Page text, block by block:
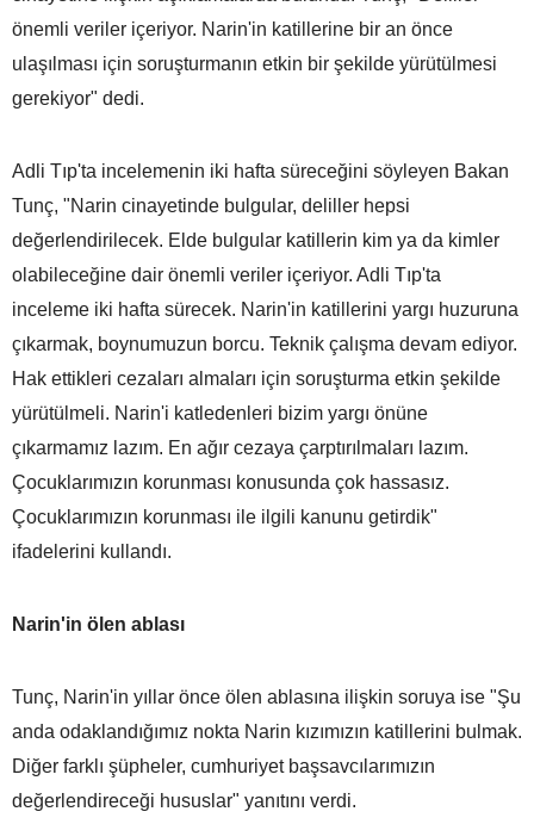
önemli veriler içeriyor. Narin'in katillerine bir an önce
ulaşılması için soruşturmanın etkin bir şekilde yürütülmesi
gerekiyor" dedi.
Adli Tıp'ta incelemenin iki hafta süreceğini söyleyen Bakan
Tunç, "Narin cinayetinde bulgular, deliller hepsi
değerlendirilecek. Elde bulgular katillerin kim ya da kimler
olabileceğine dair önemli veriler içeriyor. Adli Tıp'ta
inceleme iki hafta sürecek. Narin'in katillerini yargı huzuruna
çıkarmak, boynumuzun borcu. Teknik çalışma devam ediyor.
Hak ettikleri cezaları almaları için soruşturma etkin şekilde
yürütülmeli. Narin'i katledenleri bizim yargı önüne
çıkarmamız lazım. En ağır cezaya çarptırılmaları lazım.
Çocuklarımızın korunması konusunda çok hassasız.
Çocuklarımızın korunması ile ilgili kanunu getirdik"
ifadelerini kullandı.
Narin'in ölen ablası
Tunç, Narin'in yıllar önce ölen ablasına ilişkin soruya ise "Şu
anda odaklandığımız nokta Narin kızımızın katillerini bulmak.
Diğer farklı şüpheler, cumhuriyet başsavcılarımızın
değerlendireceği hususlar" yanıtını verdi.